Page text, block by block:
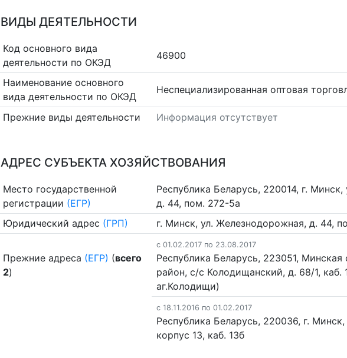
ВИДЫ ДЕЯТЕЛЬНОСТИ
Код основного вида
деятельности по ОКЭД
46900
Наименование основного
вида деятельности по ОКЭД
Неспециализированная оптовая
Прежние виды деятельности Информация отсутствует
АДРЕС СУБЪЕКТА ХОЗЯЙСТВОВАНИЯ
Место государственной
регистрации (ЕГР)
Республика Беларусь, 220014, г.
д. 44, пом. 272-5а
Юридический адрес (ГРП) г. Минск, ул. Железнодорожная, д. 44,
Прежние адреса (ЕГР) (всего
2)
c 01.02.2017 по 23.08.2017
Республика Беларусь, 223051,
район, с/с Колодищанский, д. 68/1, каб.
аг.Колодищи)
c 18.11.2016 по 01.02.2017
Республика Беларусь, 220036, г.
корпус 13, каб. 13б